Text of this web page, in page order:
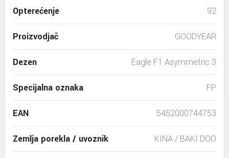
Opterećenje 92
Proizvodjač GOODYEAR
Dezen Eagle F1 Asymmetric 3
Specijalna oznaka FP
EAN 5452000744753
Zemlja porekla / uvoznik KINA / BAKI DOO